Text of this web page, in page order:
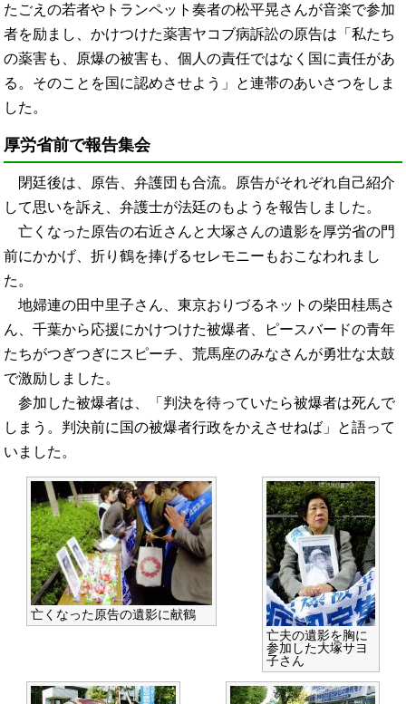
たごえの若者やトランペット奏者の松平晃さんが音楽で参加
者を励まし、かけつけた薬害ヤコブ病訴訟の原告は「私たち
の薬害も、原爆の被害も、個人の責任ではなく国に責任があ
る。そのことを国に認めさせよう」と連帯のあいさつをしま
した。
厚労省前で報告集会
閉廷後は、原告、弁護団も合流。原告がそれぞれ自己紹介
して思いを訴え、弁護士が法廷のもようを報告しました。
亡くなった原告の右近さんと大塚さんの遺影を厚労省の門
前にかかげ、折り鶴を捧げるセレモニーもおこなわれまし
た。
地婦連の田中里子さん、東京おりづるネットの柴田桂馬さ
ん、千葉から応援にかけつけた被爆者、ピースバードの青年
たちがつぎつぎにスピーチ、荒馬座のみなさんが勇壮な太鼓
で激励しました。
参加した被爆者は、「判決を待っていたら被爆者は死んで
しまう。判決前に国の被爆者行政をかえさせねば」と語って
いました。
亡くなった原告の遺影に献鶴
亡夫の遺影を胸に
参加した大塚サヨ
子さん